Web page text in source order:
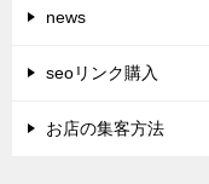
news
seoリンク購入
お店の集客方法